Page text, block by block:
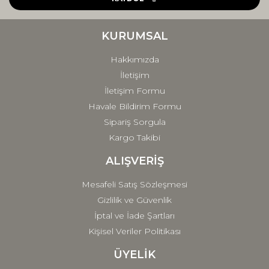
Ürün fiyatı diğer sitelerden daha pahalı.
Gönder
KURUMSAL
Hakkımızda
İletişim
İletişim Formu
Havale Bildirim Formu
Sipariş Sorgula
Kargo Takibi
ALIŞVERİŞ
Mesafeli Satış Sözleşmesi
Gizlilik ve Güvenlik
İptal ve İade Şartları
Kişisel Veriler Politikası
ÜYELİK